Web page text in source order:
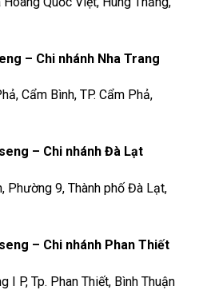
– Chi nhánh Nha Trang
Cẩm Bình, TP. Cẩm Phả,
– Chi nhánh Đà Lạt
Phường 9, Thành phố Đà Lạt,
– Chi nhánh Phan Thiết
I P, Tp. Phan Thiết, Bình Thuận